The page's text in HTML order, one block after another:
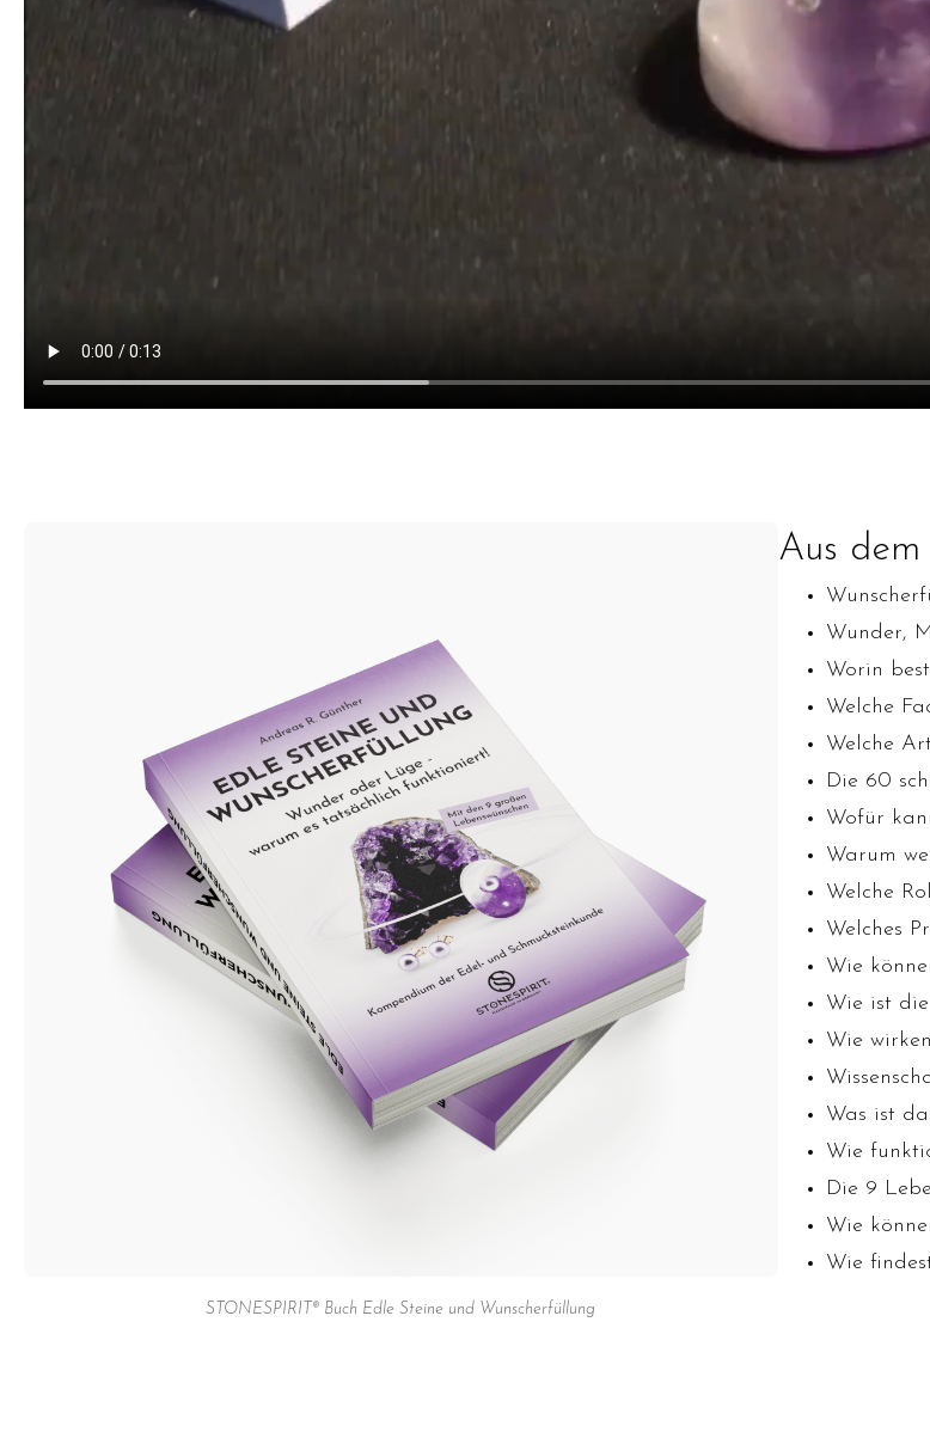
STONESPIRIT® Buch Edle Steine und Wunscherfüllung
Aus
Wunder,
Worin
Welche
Welche
Die 60
Wofür
Warum
Welche
Welches
Wie
Wie ist die
Wie
Was ist
Wie
Die 9
Wie
Wie